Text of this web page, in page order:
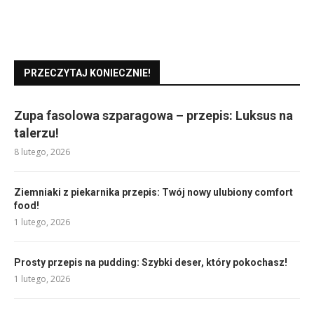
PRZECZYTAJ KONIECZNIE!
Zupa fasolowa szparagowa – przepis: Luksus na
talerzu!
8 lutego, 2026
Ziemniaki z piekarnika przepis: Twój nowy ulubiony comfort
food!
1 lutego, 2026
Prosty przepis na pudding: Szybki deser, który pokochasz!
1 lutego, 2026